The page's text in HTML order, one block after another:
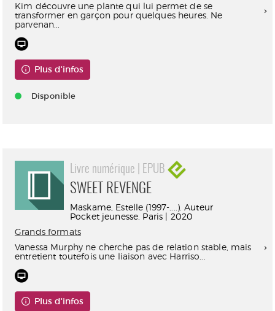
Kim découvre une plante qui lui permet de se
transformer en garçon pour quelques heures. Ne
parvenan...
Plus d'infos
Disponible
Livre numérique | EPUB
SWEET REVENGE
Maskame, Estelle (1997-....). Auteur
Pocket jeunesse. Paris | 2020
Grands formats
Vanessa Murphy ne cherche pas de relation stable, mais
entretient toutefois une liaison avec Harriso...
Plus d'infos